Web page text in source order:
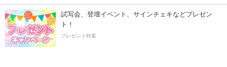
試写会、登壇イベント、サインチェキなどプレゼン
ト！
プレゼント特集